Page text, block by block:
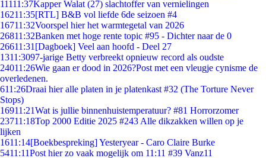
11111:37Kapper Walat (27) slachtoffer van vernielingen
16211:35[RTL] B&B vol liefde 6de seizoen #4
16711:32Voorspel hier het warmtegetal van 2026
26811:32Banken met hoge rente topic #95 - Dichter naar de 0
26611:31 [Dagboek] Veel aan hoofd - Deel 27
1311:3097-jarige Betty verbreekt opnieuw record als oudste
24011:26Wie gaan er dood in 2026?Post met een vleugje cynisme de
overledenen.
611:26Draai hier alle platen in je platenkast #32 (The Torture Never
Stops)
16911:21Wat is jullie binnenhuistemperatuur? #81 Horrorzomer
23711:18Top 2000 Editie 2025 #243 Alle dikzakken willen op je
lijken
1611:14[Boekbespreking] Yesteryear - Caro Claire Burke
5411:11Post hier zo vaak mogelijk om 11:11 #39 Vanz11